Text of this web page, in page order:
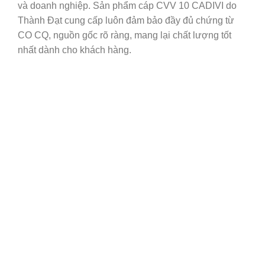
và doanh nghiệp. Sản phẩm cáp CVV 10 CADIVI do
Thành Đạt cung cấp luôn đảm bảo đầy đủ chứng từ
CO CQ, nguồn gốc rõ ràng, mang lại chất lượng tốt
nhất dành cho khách hàng.